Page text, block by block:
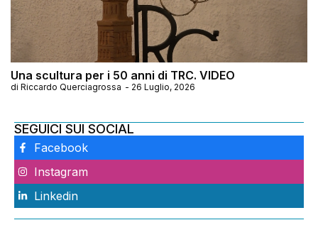
Una scultura per i 50 anni di TRC. VIDEO
di Riccardo Querciagrossa - 26 Luglio, 2026
SEGUICI SUI SOCIAL
Facebook
Instagram
Linkedin